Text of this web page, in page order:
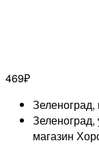
469₽
Зеленоград,
магазин